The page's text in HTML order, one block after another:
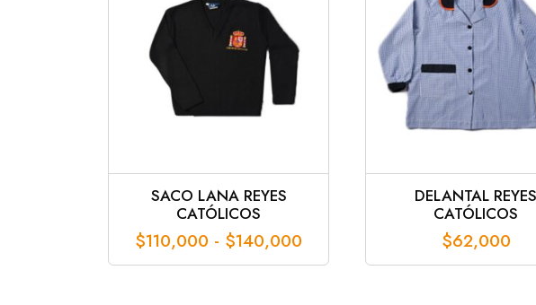
SACO LANA REYES
CATÓLICOS
$110,000 - $140,000
de
DELANTAL REYES
CATÓLICOS
$62,000